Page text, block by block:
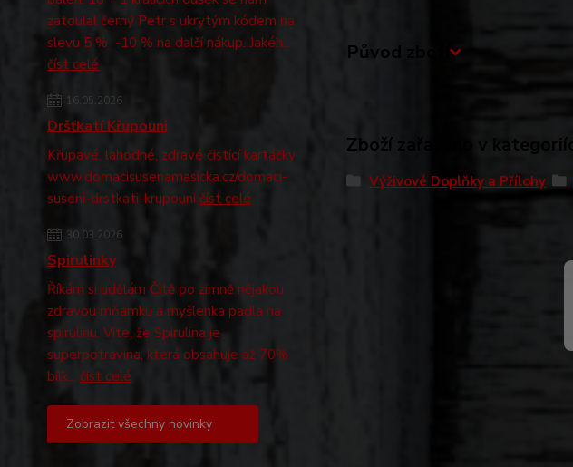
zatoulal černý Petr s ukrytým kódem na
slevu 5 % -10 % na další nákup. Jakéh...
číst celé
16.05.2026
Dršťkatí Křupouni
Křupavé, lahodné, zdravé čistící kartáčky
www.domacisusenamasicka.cz/domaci-
suseni-drstkati-krupouni číst celé
30.03.2026
Spirulinky
Říkám si udělám Čitě po zimně nějakou
zdravou mňamku a myšlenka padla na
spirulinu. Víte, že Spirulina je
superpotravina, která obsahuje až 70%
bílk... číst celé
Zobrazit všechny novinky
Původ zboží
Zboží zařazeno v
Výživové Doplňky a Přílohy